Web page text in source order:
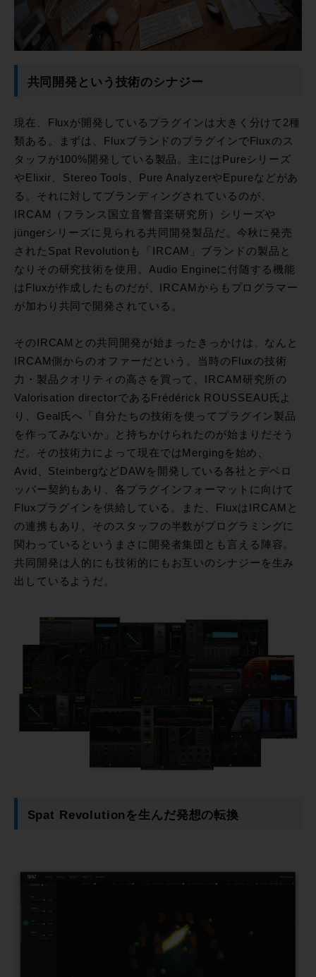
共同開発という技術のシナジー
現在、Fluxが開発しているプラグインは大きく分けて2種
類ある。まずは、FluxブランドのプラグインでFluxのス
タッフが100%開発している製品。主にはPureシリーズ
やElixir、Stereo Tools、Pure AnalyzerやEpureなどがあ
る。それに対してブランディングされているのが、
IRCAM（フランス国立音響音楽研究所）シリーズや
jüngerシリーズに見られる共同開発製品だ。今秋に発売
されたSpat Revolutionも「IRCAM」ブランドの製品と
なりその研究技術を使用。Audio Engineに付随する機能
はFluxが作成したものだが、IRCAMからもプログラマー
が加わり共同で開発されている。
そのIRCAMとの共同開発が始まったきっかけは、なんと
IRCAM側からのオファーだという。当時のFluxの技術
力・製品クオリティの高さを買って、IRCAM研究所の
Valorisation directorであるFrédérick ROUSSEAU氏よ
り、Geal氏へ「自分たちの技術を使ってプラグイン製品
を作ってみないか」と持ちかけられたのが始まりだそう
だ。その技術力によって現在ではMergingを始め、
Avid、SteinbergなどDAWを開発している各社とデベロ
ッパー契約もあり、各プラグインフォーマットに向けて
Fluxプラグインを供給している。また、FluxはIRCAMと
の連携もあり、そのスタッフの半数がプログラミングに
関わっているというまさに開発者集団とも言える陣容。
共同開発は人的にも技術的にもお互いのシナジーを生み
出しているようだ。
Spat Revolutionを生んだ発想の転換